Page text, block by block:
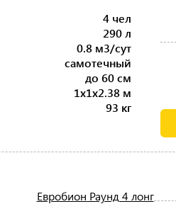
4 чел
290 л
0.8 м3/сут
самотечный
до 60 см
1x1x2.38 м
93 кг
Евробион Раунд 4 лонг